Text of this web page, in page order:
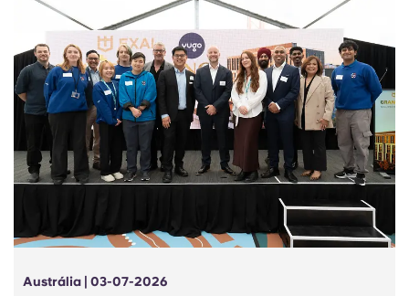
Deutsch
Italian
French
Portuguese
Austrália | 03-07-2026